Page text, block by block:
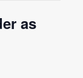
as